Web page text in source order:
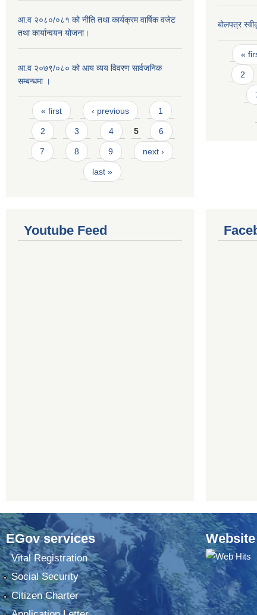
आ.व २०८०/०८१ को नीति तथा कार्यक्रम वार्षिक वजेट
तथा कार्यान्वयन योजना।
आ.व २०७९/०८० को आय व्यय विवरण सार्वजनिक
सम्बन्धमा ।
Pages
« first ‹ previous 1
2 3 4 5 6
7 8 9 next ›
last »
बोलपत्र
«
2
Youtube Feed
EGov services
Vital Registration
Social Security
Citizen Charter